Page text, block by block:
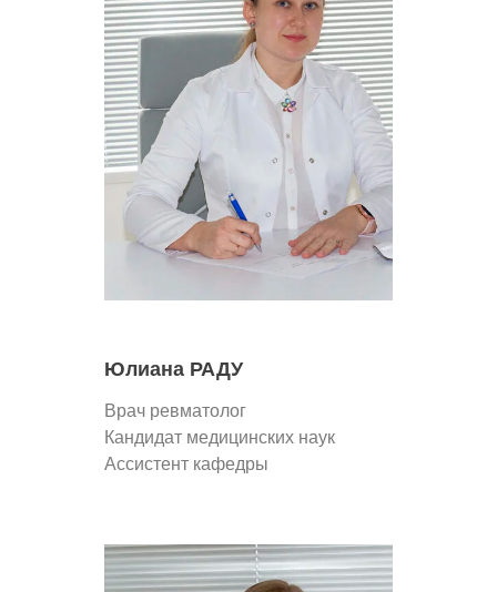
Юлиана РАДУ
Врач ревматолог
Кандидат медицинских наук
Ассистент кафедры